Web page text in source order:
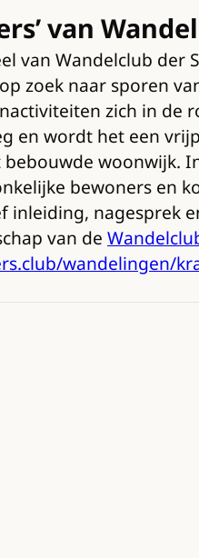
van
van Wandelclub der
zoek naar sporen
zich in
en wordt het een
woonwijk.
bewoners en
inleiding, nagesprek
van de
wandelingen/